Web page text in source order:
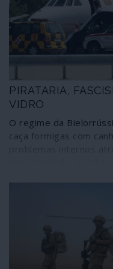
as unidades móveis
grupos paramilitares
PIRATARIA,
VIDRO
O regime da
caça formigas com
cartas viciadas da
servir para acelerar, a
desestabilização e de
vindo a desenvolver-
mercenário de
Biden, Bruxelas & Cia